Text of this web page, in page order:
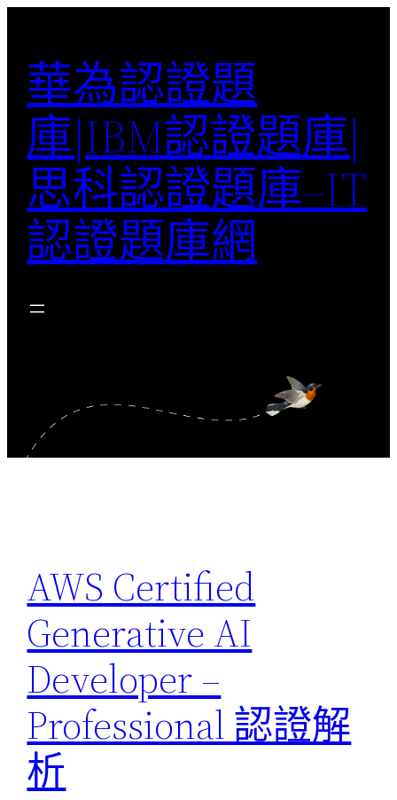
華為認證題
庫|IBM認證題庫|
思科認證題庫–IT
認證題庫網
AWS Certified
Generative AI
Developer –
Professional 認證解
析